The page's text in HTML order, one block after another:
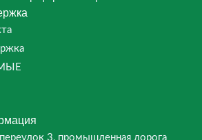
3, промышленная дорога